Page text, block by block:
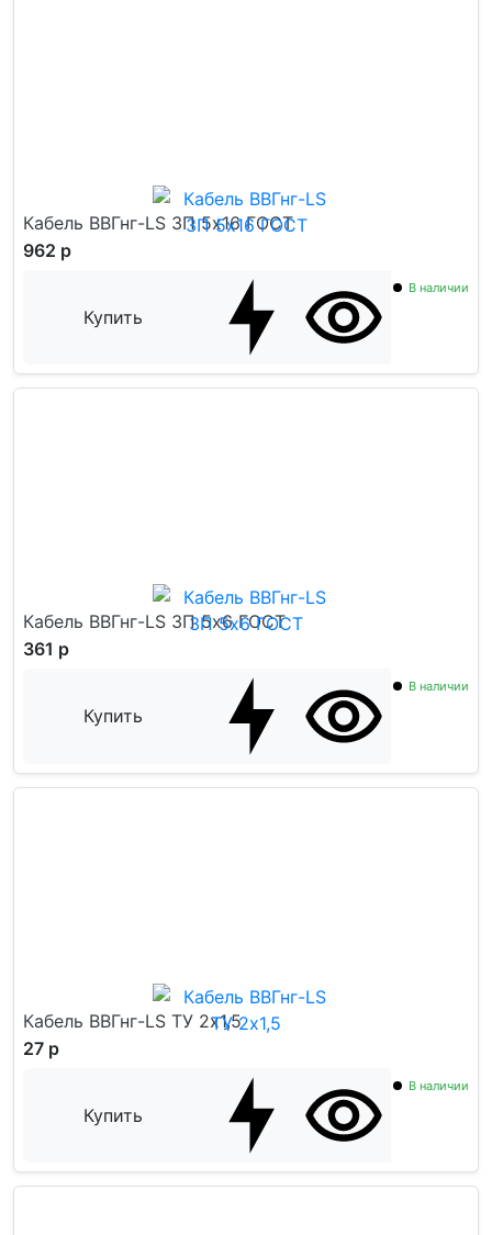
Кабель ВВГнг-LS ЗП 5x16 ГОСТ
962 р
Купить
В наличии
Кабель ВВГнг-LS ЗП 5x6 ГОСТ
361 р
Купить
В наличии
Кабель ВВГнг-LS ТУ 2x1,5
27 р
Купить
В наличии